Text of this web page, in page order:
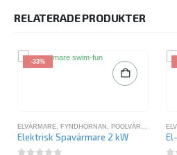
RELATERADE PRODUKTER
-33%
ELVÄRMARE FYNDHÖRNAN POOLVÄRMARE EL ,
Elektrisk Spavärmare 2 kW